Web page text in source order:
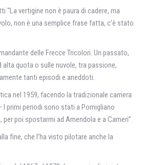
“La vertigine non è paura di cadere, ma
non è una semplice frase fatta, c’è stato
delle Frecce Tricolori. Un passato,
quota o sulle nuvole, tra passione,
tanti episodi e aneddoti.
nel 1959, facendo la tradizionale carriera
primi periodi sono stati a Pomigliano
per poi spostarmi ad Amendola e a Cameri”.
fine, che l’ha visto pilotare anche la